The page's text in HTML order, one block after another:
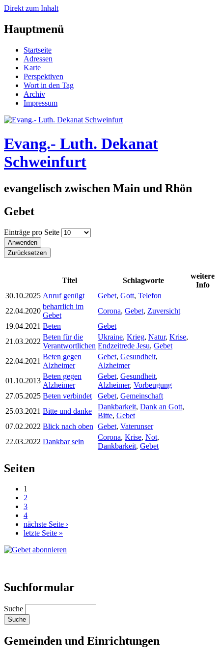
Direkt zum Inhalt
Hauptmenü
Startseite
Adressen
Karte
Perspektiven
Wort in den Tag
Archiv
Impressum
Evang.- Luth. Dekanat
Schweinfurt
evangelisch zwischen Main und Rhön
Gebet
Einträge pro Seite
Titel Schlagworte
weitere
Info
30.10.2025 Anruf genügt Gebet, Gott, Telefon
22.04.2020
beharrlich im
Gebet
Corona, Gebet, Zuversicht
19.04.2021 Beten
Gebet
21.03.2022
Beten für die
Verantwortlichen
Ukraine, Krieg, Natur, Krise,
Endzeitrede Jesu, Gebet
22.04.2021
Beten gegen
Alzheimer
Gebet, Gesundheit,
Alzheimer
01.10.2013
Beten gegen
Alzheimer
Gebet, Gesundheit,
Alzheimer, Vorbeugung
27.05.2025 Beten verbindet Gebet, Gemeinschaft
25.03.2021 Bitte und danke
Dankbarkeit, Dank an Gott,
Bitte, Gebet
07.02.2022 Blick nach oben Gebet, Vaterunser
22.03.2022 Dankbar sein
Corona, Krise, Not,
Dankbarkeit, Gebet
Seiten
1
2
3
4
nächste Seite ›
letzte Seite »
Suchformular
Suche
Gemeinden und Einrichtungen